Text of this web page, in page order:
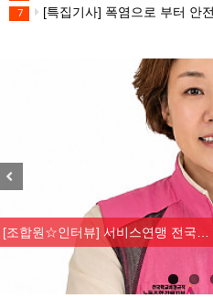
7 [특집기사] 폭염으로 부터 안
[조합원☆인터뷰] 서비스연맹 전국…